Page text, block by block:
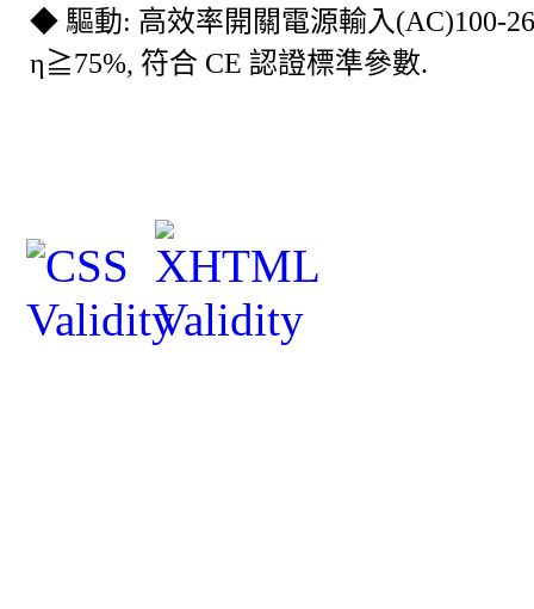
◆ 驅動: 高效率開關電源輸入(AC)100-
η≧75%, 符合 CE 認證標準參數.